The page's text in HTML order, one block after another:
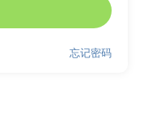
忘记密码